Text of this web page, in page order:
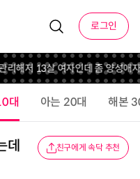
로그인
리해저 13살 여자인데 좀 양성애자
대 아는 20대 해본
데 친구에게 속닥 추천